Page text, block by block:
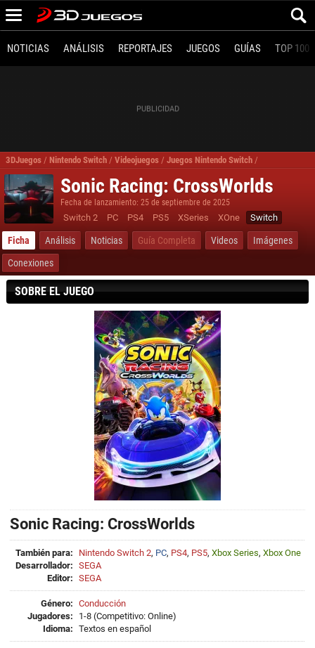
NOTICIAS ANÁLISIS REPORTAJES JUEGOS GUÍAS TOP 100
3DJuegos / Nintendo Switch / Videojuegos / Juegos Nintendo Switch /
Sonic Racing: CrossWorlds
Fecha de lanzamiento: 25 de septiembre de 2025
Switch 2 PC PS4 PS5 XSeries XOne Switch
Ficha Análisis Noticias Guía Completa Videos
Imágenes
Conexiones
SOBRE EL JUEGO
Sonic Racing: CrossWorlds
También para: Nintendo Switch 2, PC, PS4, PS5, Xbox Series, Xbox One
Desarrollador: SEGA
Editor: SEGA
Género: Conducción
Jugadores:
1-8 (Competitivo: Online)
Idioma: Textos en español